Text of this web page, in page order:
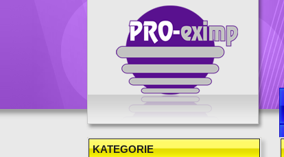
Hurtownia zabawek
KATEGORIE